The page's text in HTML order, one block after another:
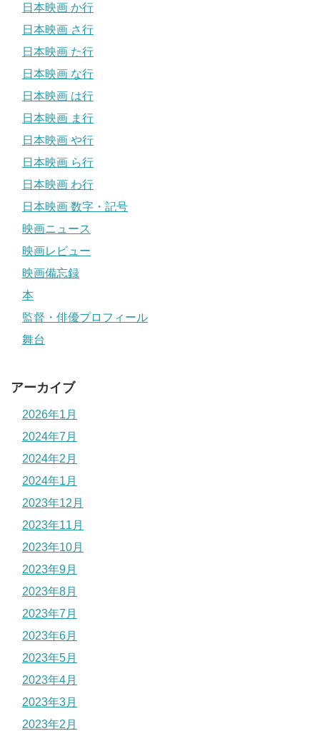
日本映画 か行
日本映画 さ行
日本映画 た行
日本映画 な行
日本映画 は行
日本映画 ま行
日本映画 や行
日本映画 ら行
日本映画 わ行
日本映画 数字・記号
映画ニュース
映画レビュー
映画備忘録
本
監督・俳優プロフィール
舞台
アーカイブ
2026年1月
2024年7月
2024年2月
2024年1月
2023年12月
2023年11月
2023年10月
2023年9月
2023年8月
2023年7月
2023年6月
2023年5月
2023年4月
2023年3月
2023年2月